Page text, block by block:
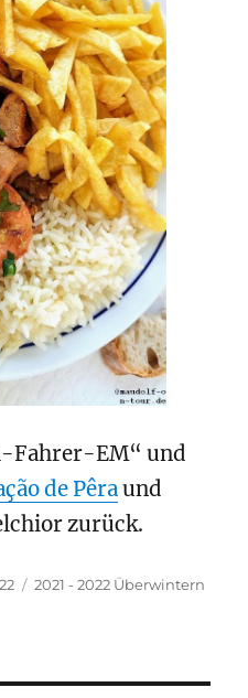
Fahrer-EM“ und
de Pêraund
zurück.
Kategorien
2021 - 2022 Überwintern